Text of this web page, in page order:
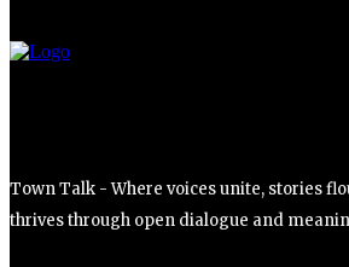
Town Talk - Where voices unite, stories
thrives through open dialogue and